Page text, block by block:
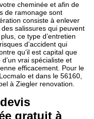
cheminée et afin de
de ramonage sont
consiste à enlever
salissures qui peuvent
ce type d’entretien
d’accident qui
qu’il est capital que
vrai spécialiste et
efficacement. Pour le
et dans le 56160,
à Ziegler renovation.
gratuit à